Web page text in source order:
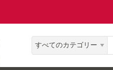
すべてのカテゴリー